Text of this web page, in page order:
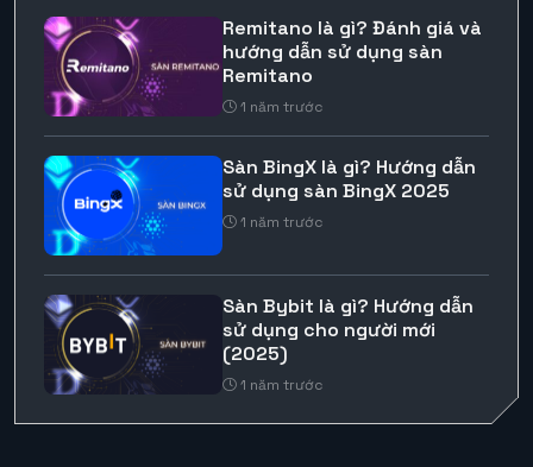
Remitano là gì? Đánh giá và
hướng dẫn sử dụng sàn
Remitano
1 năm trước
Sàn BingX là gì? Hướng dẫn
sử dụng sàn BingX 2025
1 năm trước
Sàn Bybit là gì? Hướng dẫn
sử dụng cho người mới
(2025)
1 năm trước